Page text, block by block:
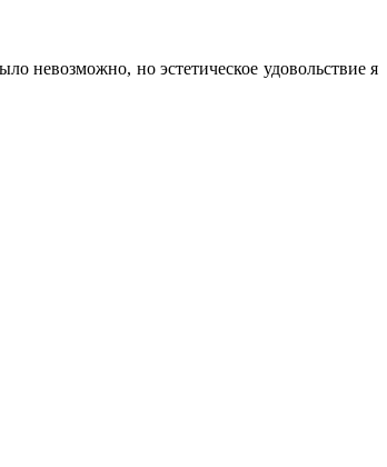
невозможно, но эстетическое удовольствие я